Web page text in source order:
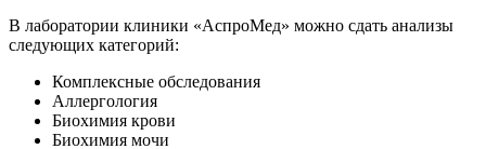
В лаборатории клиники «АспроМед» можно сдать анализы
следующих категорий:
Комплексные обследования
Аллергология
Биохимия крови
Биохимия мочи